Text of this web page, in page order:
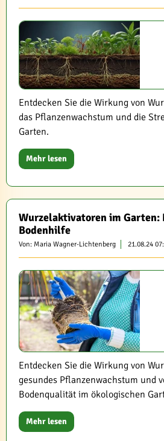
Entdecken Sie die Wirkung von
das Pflanzenwachstum und die
Garten.
Mehr lesen
Wurzelaktivatoren im
Bodenhilfe
Von: Maria Wagner-Lichtenberg 21.08.24
Entdecken Sie die Wirkung von
gesundes Pflanzenwachstum und
Bodenqualität im ökologischen
Mehr lesen